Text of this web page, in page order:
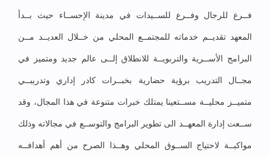
فــرع للرجال وفــرع للســيدات في مدينة الإحســاء حيث بــدأ
المعهد تقديــم خدماته للمجتمــع المحلي من خــلال العديــد مــن
البرامج الأســرية والتربويــة للانطلاق إلــى عالم جديد ومتميز في
مجــال التدريب برؤية حضارية بخبــرات كادر إداري وتدريبــي
متميــز محليــة مســتعينا يمتلك خبرات متنوعة في هذا المجال، وقد
ســعت إدارة المعهــد الى تطوير البرامج والتوســع في مجالاته وذلك
مواكبــة لاحتياج الســوق المحلي وهــذا الصرح من أهم أهدافــه